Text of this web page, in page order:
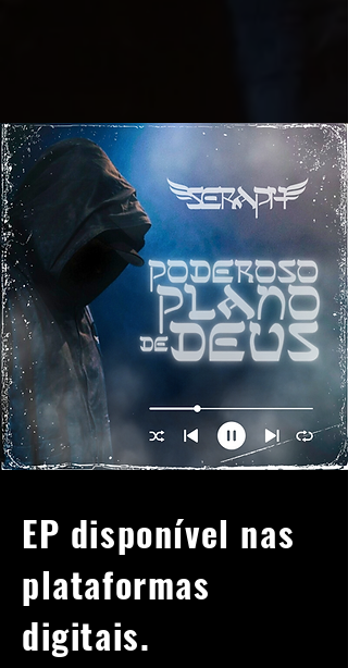
EP disponível nas
plataformas
digitais.